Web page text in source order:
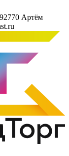
Артём